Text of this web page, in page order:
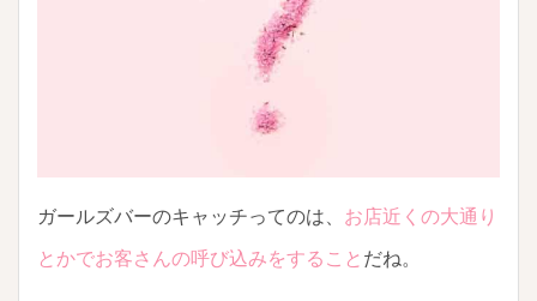
ガールズバーのキャッチってのは、 お店近くの大通り
とかでお客さんの呼び込みをすること だね。